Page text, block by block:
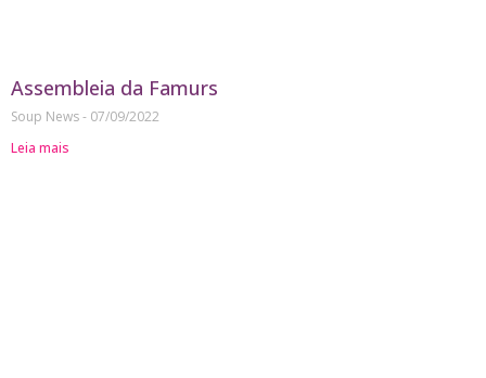
Assembleia da Famurs
Soup News
07/09/2022
Leia mais